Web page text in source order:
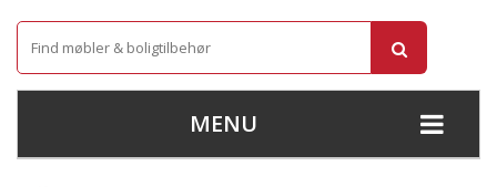
MENU